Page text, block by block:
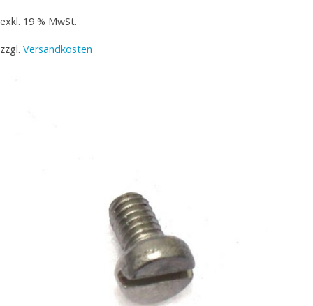
exkl. 19 % MwSt.
zzgl. Versandkosten